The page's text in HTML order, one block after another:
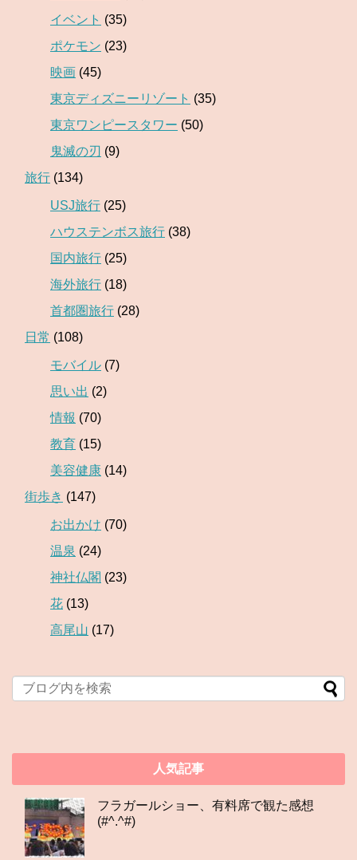
イベント (35)
ポケモン (23)
映画 (45)
東京ディズニーリゾート (35)
東京ワンピースタワー (50)
鬼滅の刃 (9)
旅行 (134)
USJ旅行 (25)
ハウステンボス旅行 (38)
国内旅行 (25)
海外旅行 (18)
首都圏旅行 (28)
日常 (108)
モバイル (7)
思い出 (2)
情報 (70)
教育 (15)
美容健康 (14)
街歩き (147)
お出かけ (70)
温泉 (24)
神社仏閣 (23)
花 (13)
高尾山 (17)
人気記事
フラガールショー、有料席で観た感想
(#^.^#)